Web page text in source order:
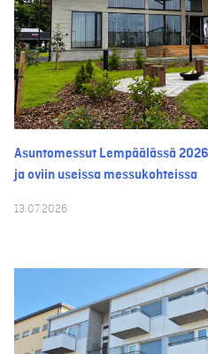
Asuntomessut Lempäälässä
ja oviin useissa messukohteissa
13.07.2026